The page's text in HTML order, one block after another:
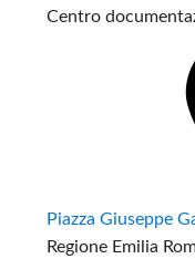
Centro
Piazza Giuseppe
Regione Emilia